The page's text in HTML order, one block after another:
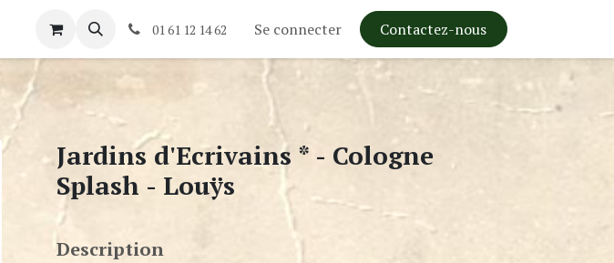
01 61 12 14 62 Se connecter Contactez-nous
Jardins d'Ecrivains * - Cologne
Splash - Louÿs
Description